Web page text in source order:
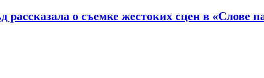
о съемке жестоких сцен в «Слове